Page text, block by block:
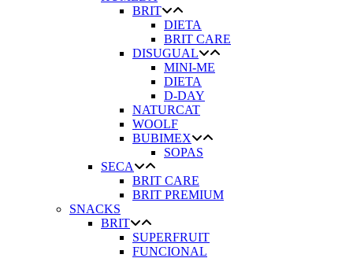
BRIT
DIETA
BRIT CARE
DISUGUAL
MINI-ME
DIETA
D-DAY
NATURCAT
WOOLF
BUBIMEX
SOPAS
SECA
BRIT CARE
BRIT PREMIUM
SNACKS
BRIT
SUPERFRUIT
FUNCIONAL